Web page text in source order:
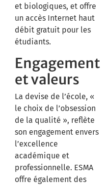
et biologiques, et offre
un accès Internet haut
débit gratuit pour les
étudiants.
Engagement
et valeurs
La devise de l’école, «
le choix de l’obsession
de la qualité », reflète
son engagement envers
l’excellence
académique et
professionnelle. ESMA
offre également des